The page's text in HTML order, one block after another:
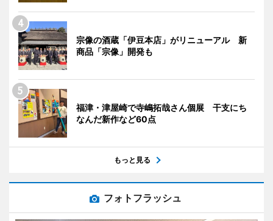
宗像の酒蔵「伊豆本店」がリニューアル 新
商品「宗像」開発も
福津・津屋崎で寺嶋拓哉さん個展 干支にち
なんだ新作など60点
もっと見る
フォトフラッシュ